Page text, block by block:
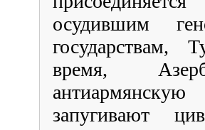
осудившим
государствам,
время,
запугивают